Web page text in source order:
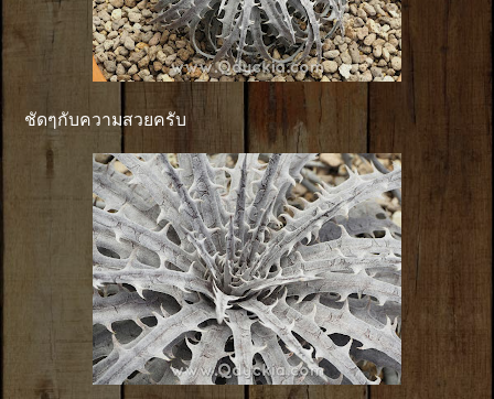
ชัดๆกับความสวยครับ